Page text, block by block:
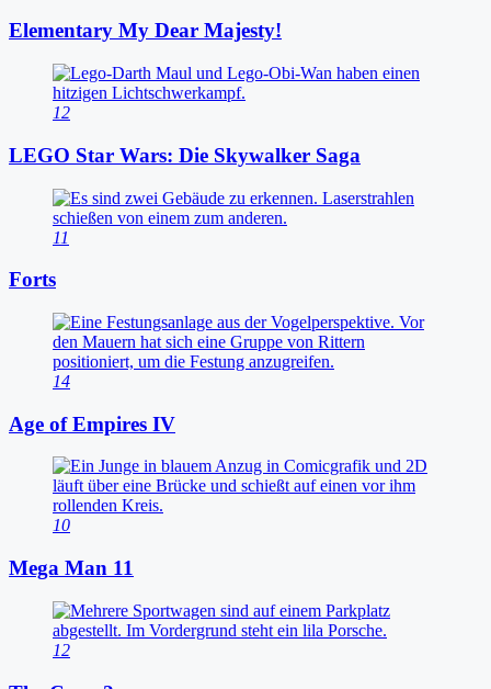
Elementary My Dear Majesty!
12
LEGO Star Wars: Die Skywalker Saga
11
Forts
14
Age of Empires IV
10
Mega Man 11
12